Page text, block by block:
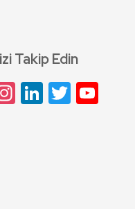
Takip Edin
Instagram
LinkedIn